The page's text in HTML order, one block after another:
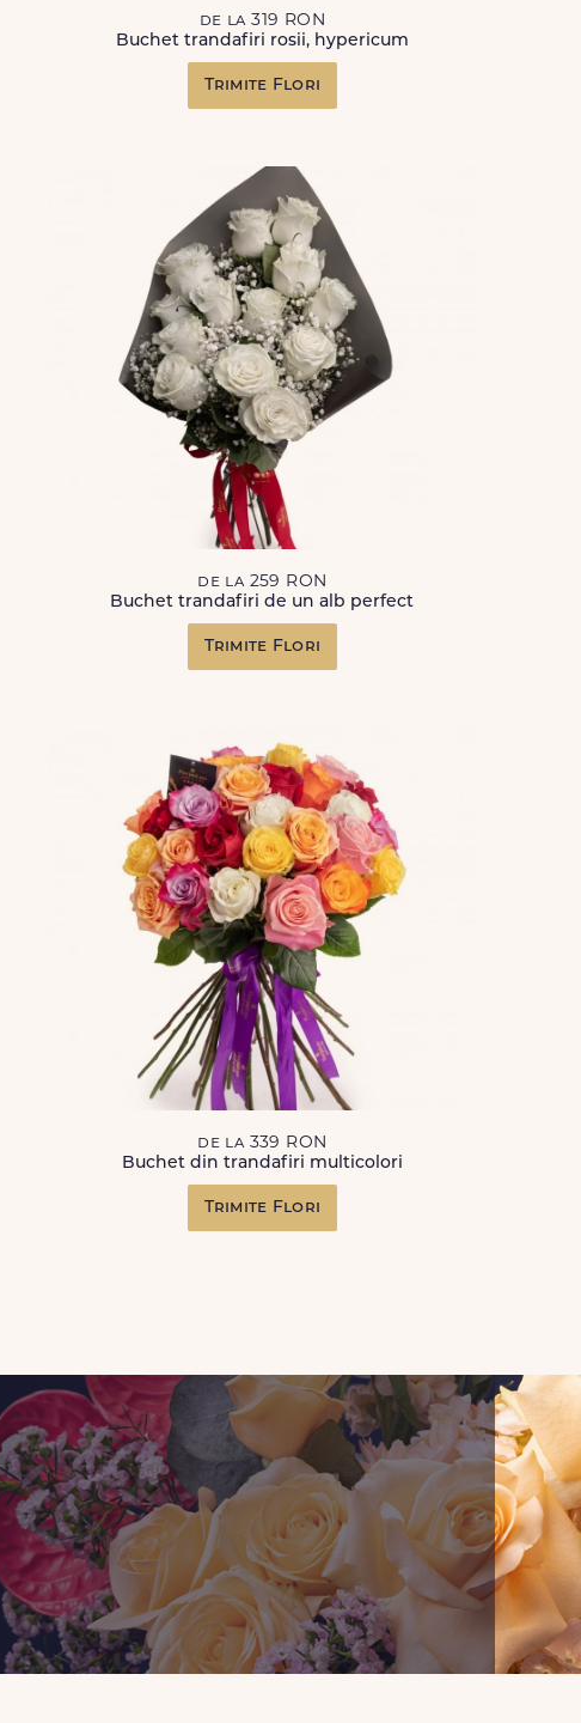
de la 319 RON
Buchet trandafiri rosii, hypericum
Trimite Flori
de la 259 RON
Buchet trandafiri de un alb perfect
Trimite Flori
de la 339 RON
Buchet din trandafiri multicolori
Trimite Flori